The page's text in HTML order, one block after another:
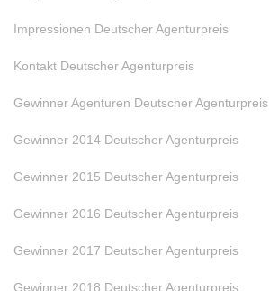
Impressionen Deutscher Agenturpreis
Kontakt Deutscher Agenturpreis
Gewinner Agenturen Deutscher Agenturpreis
Gewinner 2014 Deutscher Agenturpreis
Gewinner 2015 Deutscher Agenturpreis
Gewinner 2016 Deutscher Agenturpreis
Gewinner 2017 Deutscher Agenturpreis
Gewinner 2018 Deutscher Agenturpreis